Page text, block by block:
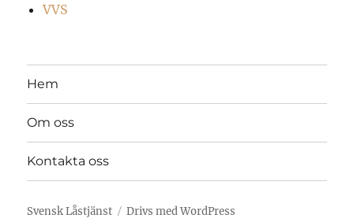
VVS
Hem
Om oss
Kontakta oss
Svensk Låstjänst Drivs med WordPress